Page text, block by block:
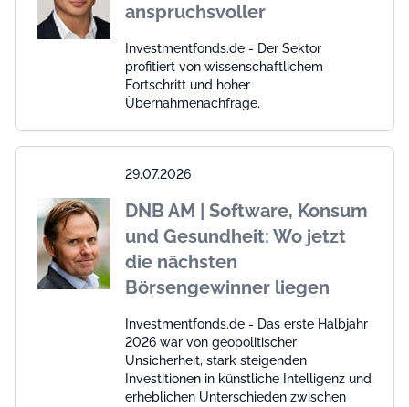
anspruchsvoller
Investmentfonds.de - Der Sektor
profitiert von wissenschaftlichem
Fortschritt und hoher
Übernahmenachfrage.
29.07.2026
DNB AM | Software, Konsum
und Gesundheit: Wo jetzt
die nächsten
Börsengewinner liegen
Investmentfonds.de - Das erste Halbjahr
2026 war von geopolitischer
Unsicherheit, stark steigenden
Investitionen in künstliche Intelligenz und
erheblichen Unterschieden zwischen